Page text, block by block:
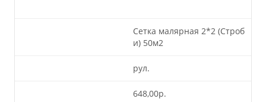
Сетка малярная 2*2 (Строб
и) 50м2
рул.
648,00р.